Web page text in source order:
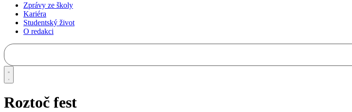
Zprávy ze školy
Kariéra
Studentský život
O redakci
Roztoč fest